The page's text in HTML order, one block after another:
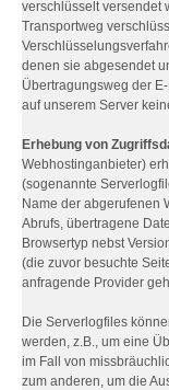
verschlüsselt versendet
Transportweg
denen sie abgesendet
Übertragungsweg der
auf unserem Server
Erhebung von
Webhostinganbieter)
(sogenannte
Name der abgerufenen
Abrufs, übertragene
Browsertyp nebst
(die zuvor besuchte
anfragende Provider
Die Serverlogfiles
werden, z.B., um eine
im Fall von
zum anderen, um die